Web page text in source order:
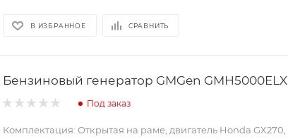
В ИЗБРАННОЕ СРАВНИТЬ
Бензиновый генератор GMGen GMH5000ELX
Под заказ
Комплектация: Открытая на раме, двигатель Honda GX270,